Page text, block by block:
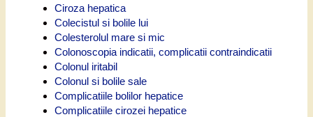
Ciroza hepatica
Colecistul si bolile lui
Colesterolul mare si mic
Colonoscopia indicatii, complicatii contraindicatii
Colonul iritabil
Colonul si bolile sale
Complicatiile bolilor hepatice
Complicatiile cirozei hepatice